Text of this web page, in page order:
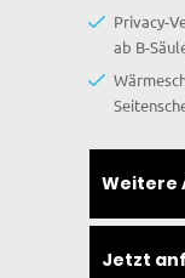
Privacy-
ab B-
Weitere
Jetzt